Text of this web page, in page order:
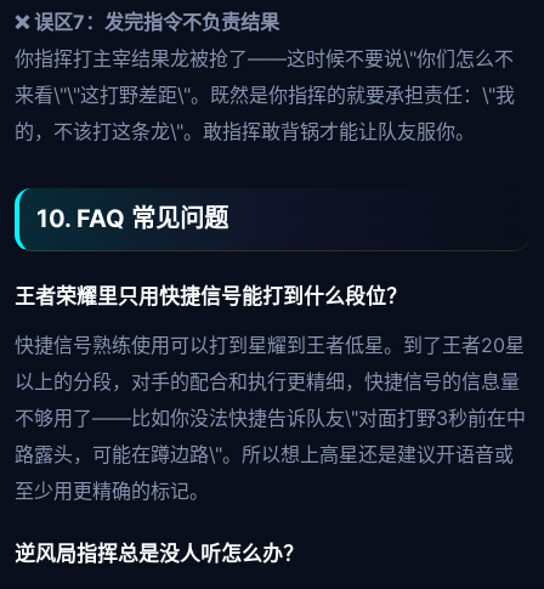
❌ 误区7：发完指令不负责结果
你指挥打主宰结果龙被抢了——这时候不要说\"你们怎么不
来看\"\"这打野差距\"。既然是你指挥的就要承担责任：\"我
的，不该打这条龙\"。敢指挥敢背锅才能让队友服你。
10. FAQ 常见问题
王者荣耀里只用快捷信号能打到什么段位？
快捷信号熟练使用可以打到星耀到王者低星。到了王者20星
以上的分段，对手的配合和执行更精细，快捷信号的信息量
不够用了——比如你没法快捷告诉队友\"对面打野3秒前在中
路露头，可能在蹲边路\"。所以想上高星还是建议开语音或
至少用更精确的标记。
逆风局指挥总是没人听怎么办？